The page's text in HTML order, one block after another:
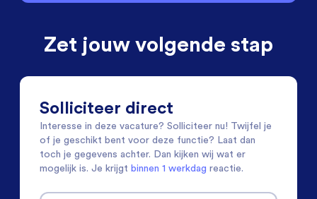
Zet jouw volgende stap
Solliciteer direct
Interesse in deze vacature? Solliciteer nu! Twijfel je
of je geschikt bent voor deze functie? Laat dan
toch je gegevens achter. Dan kijken wij wat er
mogelijk is. Je krijgt binnen 1 werkdag reactie.